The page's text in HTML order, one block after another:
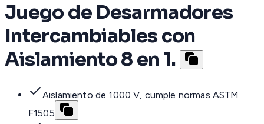
Juego de Desarmadores
Intercambiables con
Aislamiento 8 en 1.
Aislamiento de 1000 V, cumple normas ASTM
F1505